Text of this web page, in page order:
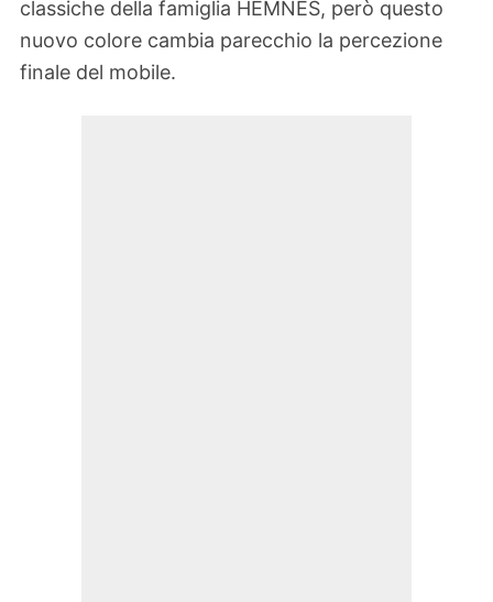
classiche della famiglia HEMNES, però questo
nuovo colore cambia parecchio la percezione
finale del mobile.